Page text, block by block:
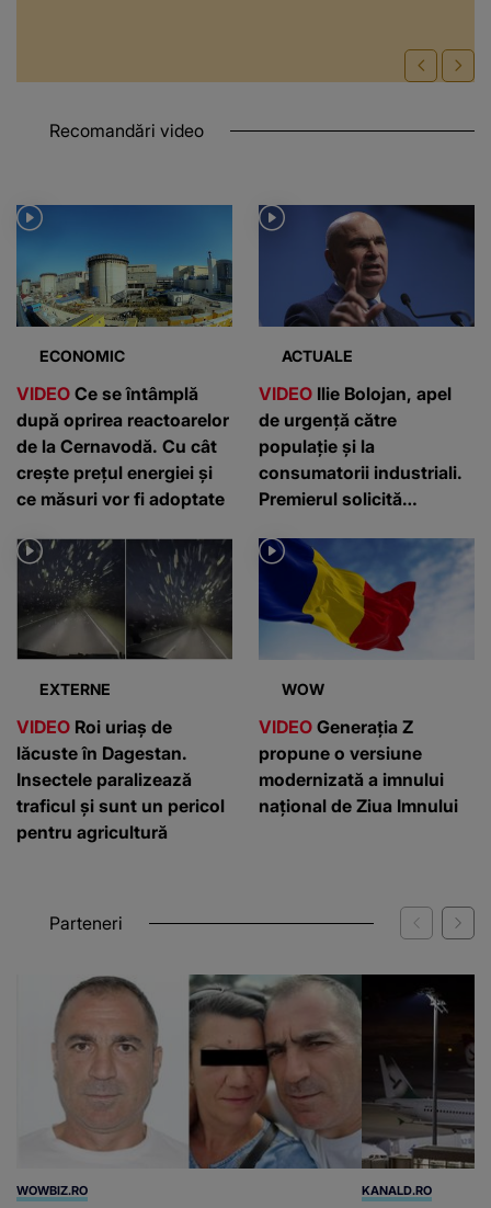
Recomandări video
ECONOMIC
VIDEO Ce se întâmplă
după oprirea reactoarelor
de la Cernavodă. Cu cât
crește prețul energiei și
ce măsuri vor fi adoptate
ACTUALE
VIDEO Ilie Bolojan, apel
de urgență către
populație și la
consumatorii industriali.
Premierul solicită
energie după oprirea
reactoarelor de la
Cernavodă: "Între orele
20-23. Avem deficit"
EXTERNE
VIDEO Roi uriaș de
lăcuste în Dagestan.
Insectele paralizează
traficul și sunt un pericol
pentru agricultură
WOW
VIDEO Generația Z
propune o versiune
modernizată a imnului
național de Ziua Imnului
Parteneri
WOWBIZ.RO KANALD.RO